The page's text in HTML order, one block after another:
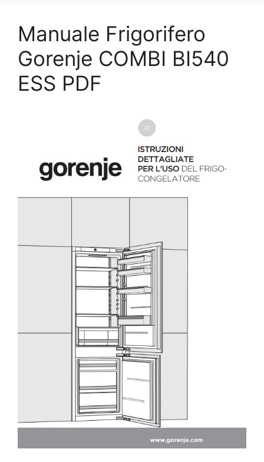
Manuale Frigorifero
Gorenje COMBI BI540
ESS PDF